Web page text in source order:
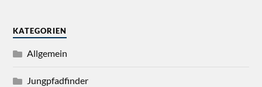
KATEGORIEN
Allgemein
Jungpfadfinder